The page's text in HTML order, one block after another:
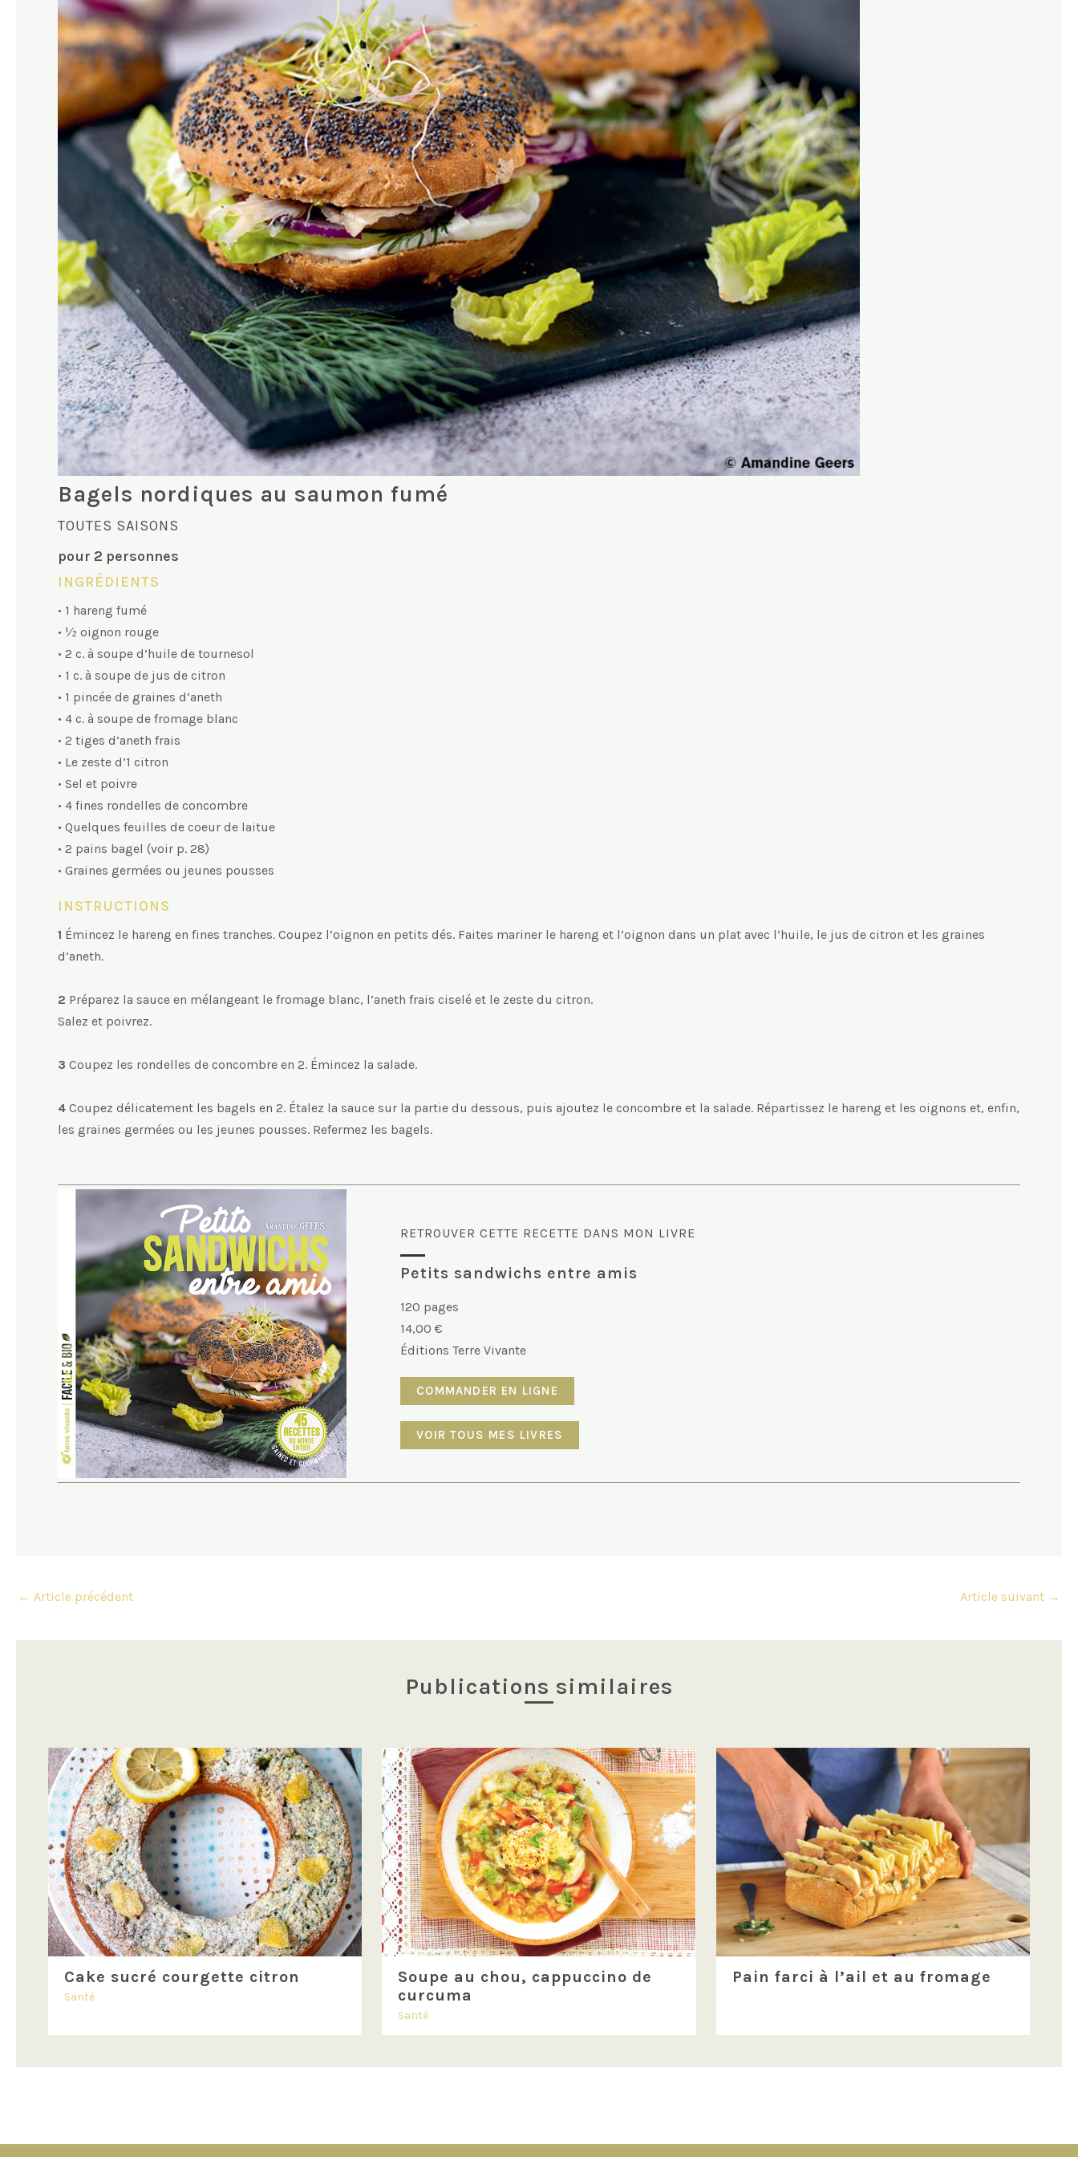
Bagels nordiques au saumon fumé
TOUTES SAISONS
pour 2 personnes
INGRÉDIENTS
• 1 hareng fumé
• ½ oignon rouge
• 2 c. à soupe d’huile de tournesol
• 1 c. à soupe de jus de citron
• 1 pincée de graines d’aneth
• 4 c. à soupe de fromage blanc
• 2 tiges d’aneth frais
• Le zeste d’1 citron
• Sel et poivre
• 4 fines rondelles de concombre
• Quelques feuilles de coeur de laitue
• 2 pains bagel (voir p. 28)
• Graines germées ou jeunes pousses
INSTRUCTIONS
1 Émincez le hareng en fines tranches. Coupez l’oignon en petits dés. Faites mariner le hareng et l’oignon dans un plat avec l’huile, le jus de citron et les graines
d’aneth.
2 Préparez la sauce en mélangeant le fromage blanc, l’aneth frais ciselé et le zeste du citron.
Salez et poivrez.
3 Coupez les rondelles de concombre en 2. Émincez la salade.
4 Coupez délicatement les bagels en 2. Étalez la sauce sur la partie du dessous, puis ajoutez le concombre et la salade. Répartissez le hareng et les oignons et, enfin,
les graines germées ou les jeunes pousses. Refermez les bagels.
RETROUVER CETTE RECETTE DANS MON LIVRE
Petits sandwichs entre amis
120 pages
14,00 €
Éditions Terre Vivante
COMMANDER EN LIGNE
VOIR TOUS MES LIVRES
Navigation
← Article précédent Article suivant →
Publications similaires
Cake sucré courgette citron
Santé
Soupe au chou, cappuccino de
curcuma
Santé
Pain farci à l’ail et au fromage